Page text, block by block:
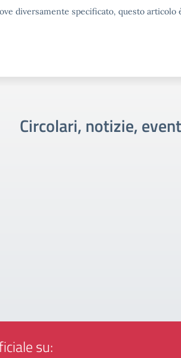
diversamente specificato, questo
Circolari, notizie,
su: